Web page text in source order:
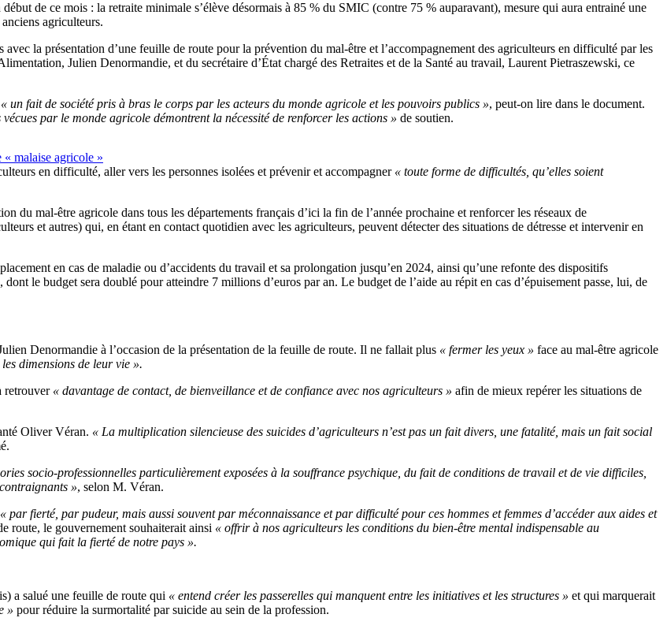
de ce mois : la retraite minimale s’élève désormais à 85 % du SMIC (contre 75 % auparavant), mesure qui aura entrainé une
agriculteurs.
la présentation d’une feuille de route pour la prévention du mal-être et l’accompagnement des agriculteurs en difficulté par les
Julien Denormandie, et du secrétaire d’État chargé des Retraites et de la Santé au travail, Laurent Pietraszewski, ce
« un fait de société pris à bras le corps par les acteurs du monde agricole et les pouvoirs publics », peut-on lire dans le document.
par le monde agricole démontrent la nécessité de renforcer les actions » de soutien.
« malaise agricole »
en difficulté, aller vers les personnes isolées et prévenir et accompagner « toute forme de difficultés, qu’elles soient
du mal-être agricole dans tous les départements français d’ici la fin de l’année prochaine et renforcer les réseaux de
et autres) qui, en étant en contact quotidien avec les agriculteurs, peuvent détecter des situations de détresse et intervenir en
en cas de maladie ou d’accidents du travail et sa prolongation jusqu’en 2024, ainsi qu’une refonte des dispositifs
le budget sera doublé pour atteindre 7 millions d’euros par an. Le budget de l’aide au répit en cas d’épuisement passe, lui, de
Denormandie à l’occasion de la présentation de la feuille de route. Il ne fallait plus « fermer les yeux » face au mal-être agricole
dimensions de leur vie ».
retrouver « davantage de contact, de bienveillance et de confiance avec nos agriculteurs » afin de mieux repérer les situations de
Oliver Véran. « La multiplication silencieuse des suicides d’agriculteurs n’est pas un fait divers, une fatalité, mais un fait social
socio-professionnelles particulièrement exposées à la souffrance psychique, du fait de conditions de travail et de vie difficiles,
», selon M. Véran.
« par fierté, par pudeur, mais aussi souvent par méconnaissance et par difficulté pour ces hommes et femmes d’accéder aux aides et
route, le gouvernement souhaiterait ainsi « offrir à nos agriculteurs les conditions du bien-être mental indispensable au
qui fait la fierté de notre pays ».
a salué une feuille de route qui « entend créer les passerelles qui manquent entre les initiatives et les structures » et qui marquerait
» pour réduire la surmortalité par suicide au sein de la profession.